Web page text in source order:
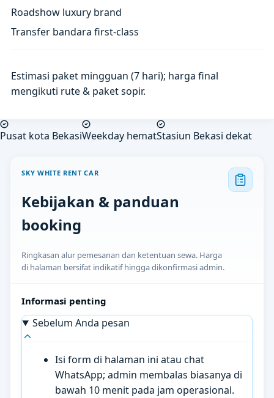
Roadshow luxury brand
Transfer bandara first-class
Estimasi paket mingguan (7 hari); harga final
mengikuti rute & paket sopir.
Pusat kota BekasiWeekday hematStasiun Bekasi dekat
SKY WHITE RENT CAR
Kebijakan & panduan
booking
Ringkasan alur pemesanan dan ketentuan sewa. Harga
di halaman bersifat indikatif hingga dikonfirmasi admin.
Informasi penting
Sebelum Anda pesan
Isi form di halaman ini atau chat
WhatsApp; admin membalas biasanya di
bawah 10 menit pada jam operasional.